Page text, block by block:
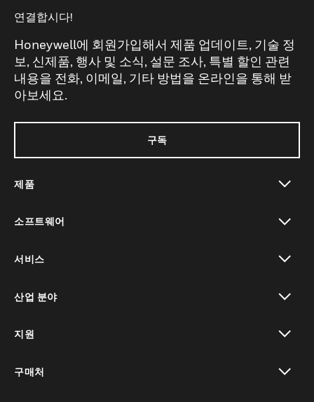
연결합시다!
Honeywell에 회원가입해서 제품 업데이트, 기술 정
보, 신제품, 행사 및 소식, 설문 조사, 특별 할인 관련
내용을 전화, 이메일, 기타 방법을 온라인을 통해 받
아보세요.
구독
제품
소프트웨어
서비스
산업 분야
지원
구매처